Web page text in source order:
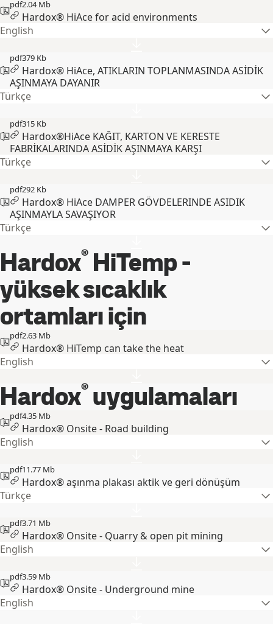
pdf2.04 Mb
Hardox® HiAce for acid environments
English
pdf379 Kb
Hardox® HiAce, ATIKLARIN TOPLANMASINDA ASİDİK
AŞINMAYA DAYANIR
Türkçe
pdf315 Kb
Hardox®HiAce KAĞIT, KARTON VE KERESTE
FABRİKALARINDA ASİDİK AŞINMAYA KARŞI
Türkçe
pdf292 Kb
Hardox® HiAce DAMPER GÖVDELERINDE ASIDIK
AŞINMAYLA SAVAŞIYOR
Türkçe
Hardox® HiTemp -
yüksek sıcaklık
ortamları için
pdf2.63 Mb
Hardox® HiTemp can take the heat
English
Hardox® uygulamaları
pdf4.35 Mb
Hardox® Onsite - Road building
English
pdf11.77 Mb
Hardox® aşınma plakası aktik ve geri dönüşüm
Türkçe
pdf3.71 Mb
Hardox® Onsite - Quarry & open pit mining
English
pdf3.59 Mb
Hardox® Onsite - Underground mine
English